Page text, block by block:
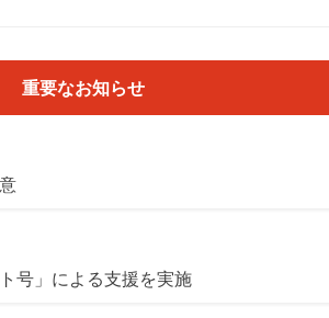
重要なお知らせ
号」による支援を実施